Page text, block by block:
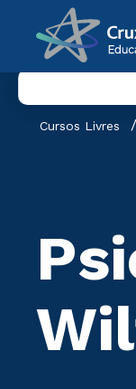
Cursos Livres